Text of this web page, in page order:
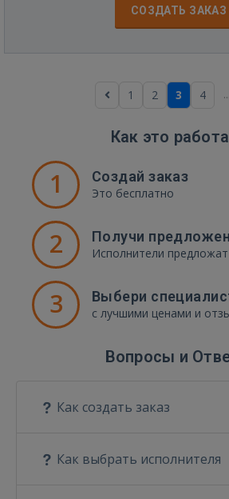
СОЗДАТЬ ЗАКАЗ
1 2 3 4 ...
Как это
1 Создай заказ
Это бесплатно
2 Получи
Исполнители
3 Выбери
с лучшими ценами и
Вопросы и
Как создать заказ
Как выбрать исполнителя